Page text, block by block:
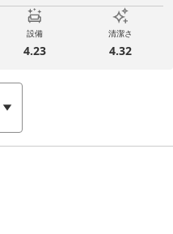
設備
4.23
清潔さ
4.32